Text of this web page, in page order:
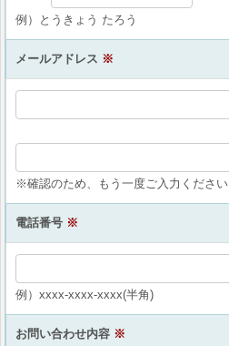
例）とうきょう たろう
メールアドレス ※
※確認のため、もう一度ご入力ください
電話番号 ※
例）xxxx-xxxx-xxxx(半角)
お問い合わせ内容 ※